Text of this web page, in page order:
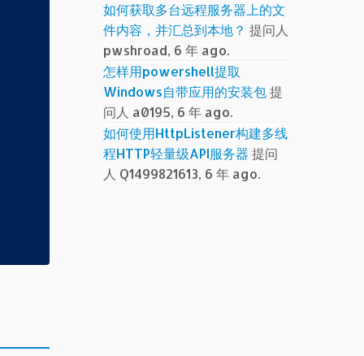
如何获取多台远程服务器上的文
件内容，并汇总到本地？ 提问人
pwshroad, 6 年 ago.
怎样用powershell提取
Windows自带应用的安装包提
问人 a0195, 6 年 ago.
如何使用HttpListener构建多线
程HTTP轻量级API服务器 提问
人 Q1499821613, 6 年 ago.